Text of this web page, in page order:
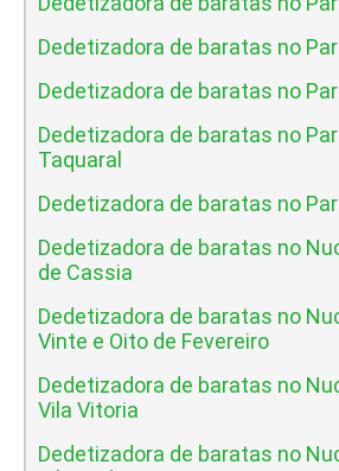
Dedetizadora de baratas no
Dedetizadora de baratas no
Dedetizadora de baratas no
Taquaral
Dedetizadora de baratas no
Dedetizadora de baratas no
de Cassia
Dedetizadora de baratas no
Vinte e Oito de Fevereiro
Dedetizadora de baratas no
Vila Vitoria
Dedetizadora de baratas no